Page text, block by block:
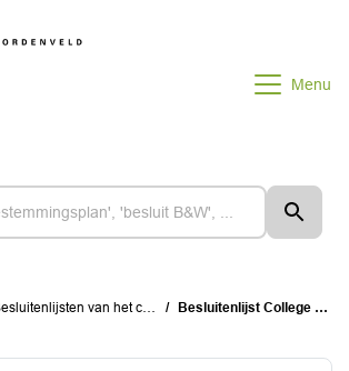
pagina
Menu
van het college van B&W Besluitenlijst College week 13 - 2026